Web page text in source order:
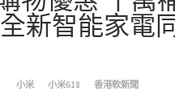
新智能家電
小米 小米618 香港軟新聞